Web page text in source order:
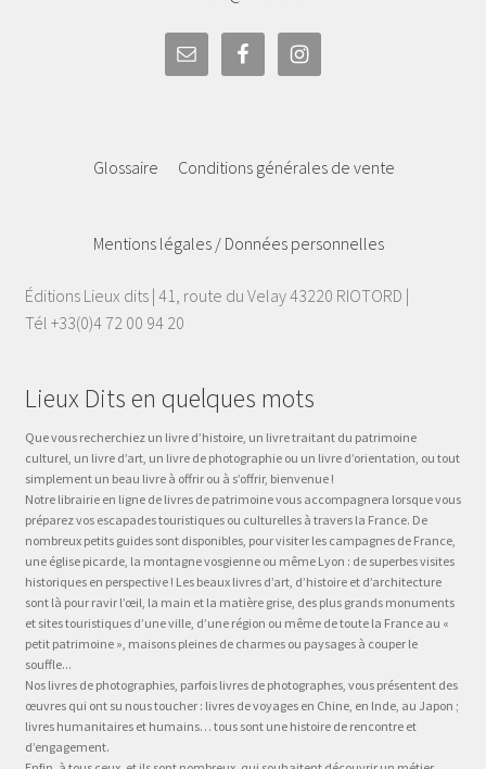
Glossaire Conditions générales de vente
Mentions légales / Données personnelles
Éditions Lieux dits | 41, route du Velay 43220 RIOTORD |
Tél +33(0)4 72 00 94 20
Lieux Dits en quelques mots
Que vous recherchiez un livre d’histoire, un livre traitant du patrimoine
culturel, un livre d’art, un livre de photographie ou un livre d’orientation, ou tout
simplement un beau livre à offrir ou à s’offrir, bienvenue !
Notre librairie en ligne de livres de patrimoine vous accompagnera lorsque vous
préparez vos escapades touristiques ou culturelles à travers la France. De
nombreux petits guides sont disponibles, pour visiter les campagnes de France,
une église picarde, la montagne vosgienne ou même Lyon : de superbes visites
historiques en perspective ! Les beaux livres d’art, d’histoire et d’architecture
sont là pour ravir l’œil, la main et la matière grise, des plus grands monuments
et sites touristiques d’une ville, d’une région ou même de toute la France au «
petit patrimoine », maisons pleines de charmes ou paysages à couper le
souffle...
Nos livres de photographies, parfois livres de photographes, vous présentent des
œuvres qui ont su nous toucher : livres de voyages en Chine, en Inde, au Japon ;
livres humanitaires et humains… tous sont une histoire de rencontre et
d’engagement.